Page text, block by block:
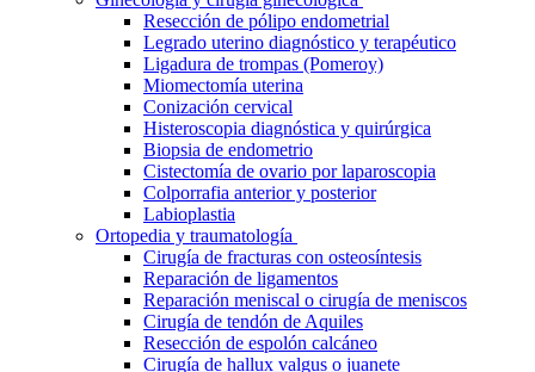
Resección de pólipo endometrial
Legrado uterino diagnóstico y terapéutico
Ligadura de trompas (Pomeroy)
Miomectomía uterina
Conización cervical
Histeroscopia diagnóstica y quirúrgica
Biopsia de endometrio
Cistectomía de ovario por laparoscopia
Colporrafia anterior y posterior
Labioplastia
Ortopedia y traumatología
Cirugía de fracturas con osteosíntesis
Reparación de ligamentos
Reparación meniscal o cirugía de meniscos
Cirugía de tendón de Aquiles
Resección de espolón calcáneo
Cirugía de hallux valgus o juanete